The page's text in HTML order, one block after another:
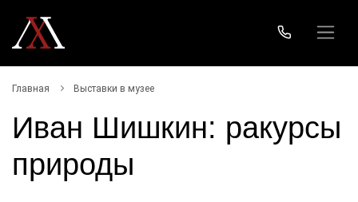
Главная Выставки в музее
Иван Шишкин: ракурсы
природы